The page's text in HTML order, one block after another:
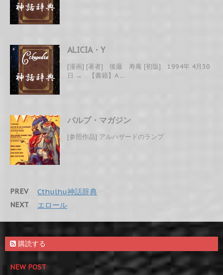
ALICIA・Y
[漫画] [著者] 後藤 寿庵 [初版] 1994年 4月30
日 → 【書籍】A ...
パルプ・マガジン
[参照作品] アルハザードのランプ
PREV Cthulhu神話辞典
NEXT エロール
購読する
NEW POST